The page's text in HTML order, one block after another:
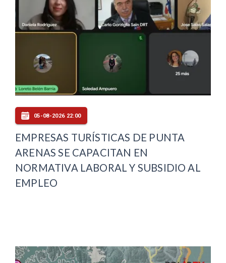
05-08-2026 22:00
EMPRESAS TURÍSTICAS DE PUNTA
ARENAS SE CAPACITAN EN
NORMATIVA LABORAL Y SUBSIDIO AL
EMPLEO